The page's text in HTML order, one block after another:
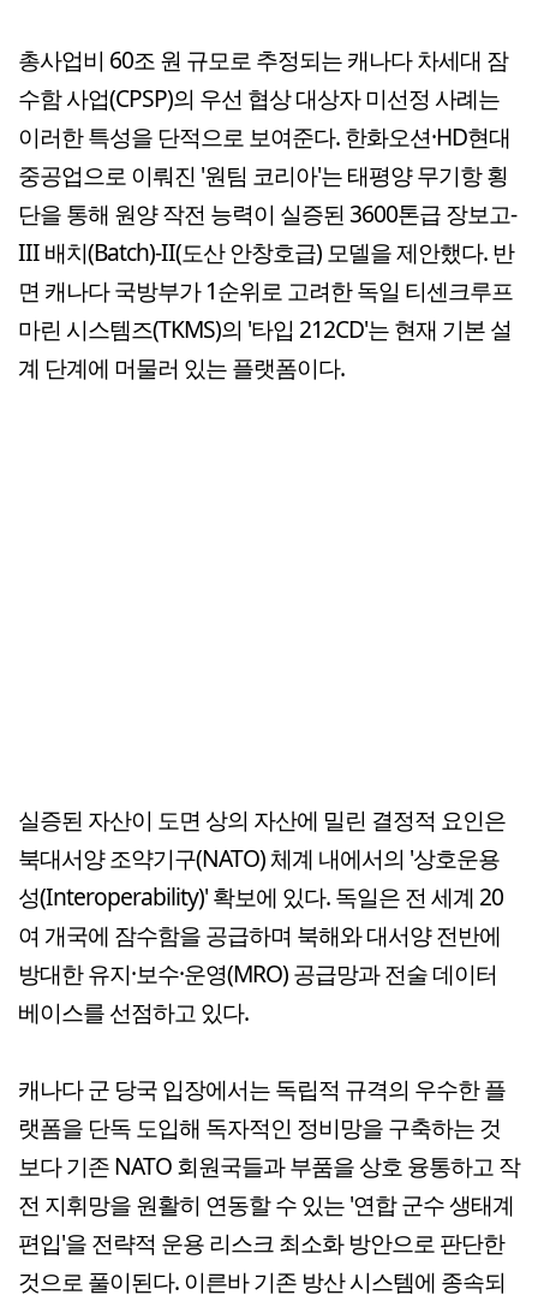
총사업비 60조 원 규모로 추정되는 캐나다 차세대 잠
수함 사업(CPSP)의 우선 협상 대상자 미선정 사례는
이러한 특성을 단적으로 보여준다. 한화오션·HD현대
중공업으로 이뤄진 '원팀 코리아'는 태평양 무기항 횡
단을 통해 원양 작전 능력이 실증된 3600톤급 장보고-
III 배치(Batch)-II(도산 안창호급) 모델을 제안했다. 반
면 캐나다 국방부가 1순위로 고려한 독일 티센크루프
마린 시스템즈(TKMS)의 '타입 212CD'는 현재 기본 설
계 단계에 머물러 있는 플랫폼이다.
실증된 자산이 도면 상의 자산에 밀린 결정적 요인은
북대서양 조약기구(NATO) 체계 내에서의 '상호운용
성(Interoperability)' 확보에 있다. 독일은 전 세계 20
여 개국에 잠수함을 공급하며 북해와 대서양 전반에
방대한 유지·보수·운영(MRO) 공급망과 전술 데이터
베이스를 선점하고 있다.
캐나다 군 당국 입장에서는 독립적 규격의 우수한 플
랫폼을 단독 도입해 독자적인 정비망을 구축하는 것
보다 기존 NATO 회원국들과 부품을 상호 융통하고 작
전 지휘망을 원활히 연동할 수 있는 '연합 군수 생태계
편입'을 전략적 운용 리스크 최소화 방안으로 판단한
것으로 풀이된다. 이른바 기존 방산 시스템에 종속되